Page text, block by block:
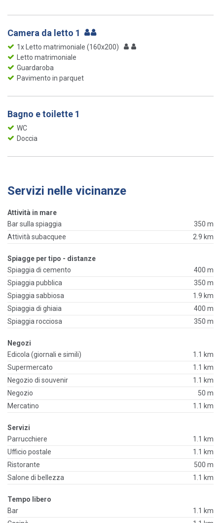
Camera da letto 1
1x Letto matrimoniale (160x200)
Letto matrimoniale
Guardaroba
Pavimento in parquet
Bagno e toilette 1
WC
Doccia
Servizi nelle vicinanze
Attività in mare
Bar sulla spiaggia
350 m
Attività subacquee
2.9 km
Spiagge per tipo - distanze
Spiaggia di cemento
400 m
Spiaggia pubblica
350 m
Spiaggia sabbiosa
1.9 km
Spiaggia di ghiaia
400 m
Spiaggia rocciosa
350 m
Negozi
Edicola (giornali e simili)
1.1 km
Supermercato
1.1 km
Negozio di souvenir
1.1 km
Negozio
50 m
Mercatino
1.1 km
Servizi
Parrucchiere
1.1 km
Ufficio postale
1.1 km
Ristorante
500 m
Salone di bellezza
1.1 km
Tempo libero
Bar
1.1 km